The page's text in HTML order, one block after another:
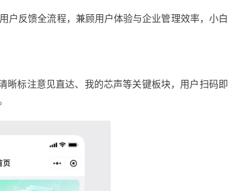
户反馈全流程，兼顾用户体验与企业管理效率，小白
晰标注意见直达、我的芯声等关键板块，用户扫码即